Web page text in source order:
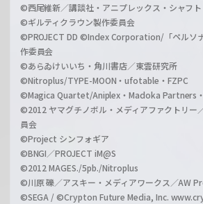
©西尾維新／講談社・アニプレックス・シャフト
©ギルティクラウン製作委員会
©PROJECT DD ©Index Corporation/「ペルソ
作委員会
©あらゐけいいち・角川書店／東雲研究所
©Nitroplus/TYPE-MOON・ufotable・FZPC
©Magica Quartet/Aniplex・Madoka Partners
©2012 ヤマグチノボル・メディアファクトリー
員会
©Project シンフォギア
©BNGI／PROJECT iM@S
©2012 MAGES./5pb./Nitroplus
©川原 礫／アスキー・メディアワークス／AW
©SEGA / ©Crypton Future Media, Inc.